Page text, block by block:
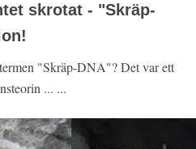
skrotat - "Skräp-
"Skräp-DNA"? Det var ett
... ...